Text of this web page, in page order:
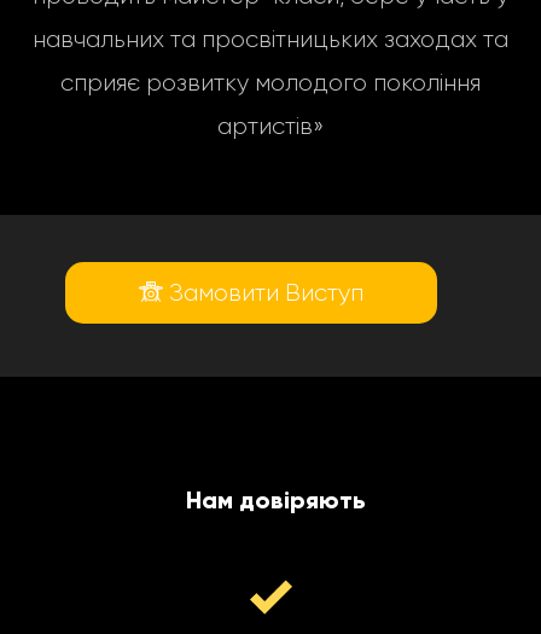
навчальних та просвітницьких заходах та
сприяє розвитку молодого покоління
артистів»
Замовити Виступ
Нам довіряють